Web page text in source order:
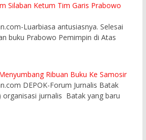
Silaban Ketum Tim Garis Prabowo
Luarbiasa antusiasnya. Selesai
buku Prabowo Pemimpin di Atas
Ribuan Buku Ke Samosir
DEPOK-Forum Jurnalis Batak
organisasi jurnalis Batak yang baru